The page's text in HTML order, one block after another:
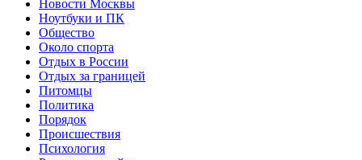
Новости Москвы
Ноутбуки и ПК
Общество
Около спорта
Отдых в России
Отдых за границей
Питомцы
Политика
Порядок
Происшествия
Психология